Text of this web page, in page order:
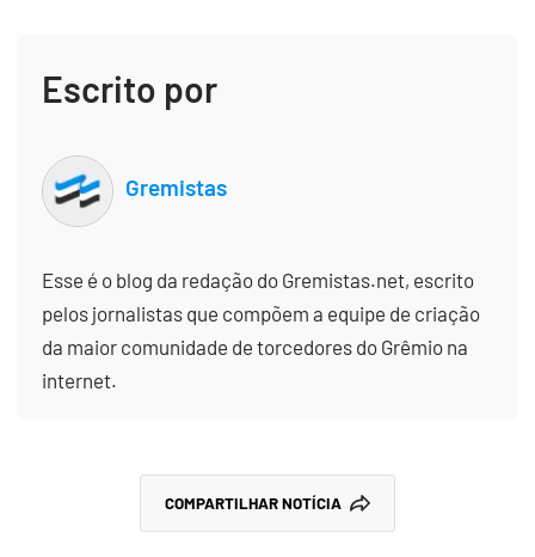
Escrito por
Gremistas
Esse é o blog da redação do Gremistas.net, escrito
pelos jornalistas que compõem a equipe de criação
da maior comunidade de torcedores do Grêmio na
internet.
COMPARTILHAR NOTÍCIA